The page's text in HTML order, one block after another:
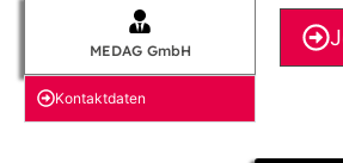
MEDAG GmbH
Kontakt­daten